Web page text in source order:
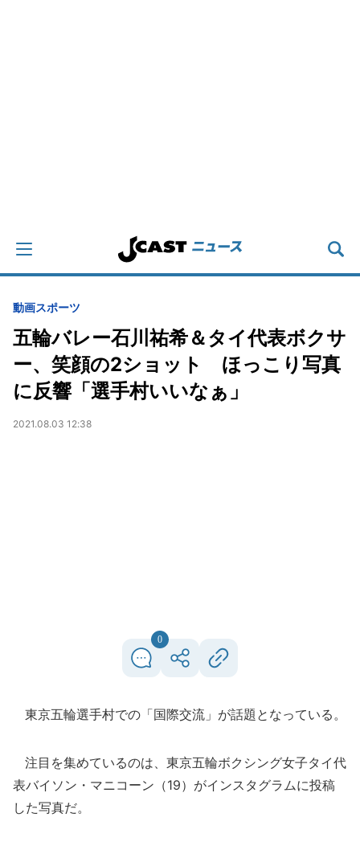
動画スポーツ
五輪バレー石川祐希＆タイ代表ボクサ
ー、笑顔の2ショット ほっこり写真
に反響「選手村いいなぁ」
2021.08.03 12:38
0
東京五輪選手村での「国際交流」が話題となっている。
注目を集めているのは、東京五輪ボクシング女子タイ代
表バイソン・マニコーン（19）がインスタグラムに投稿
した写真だ。